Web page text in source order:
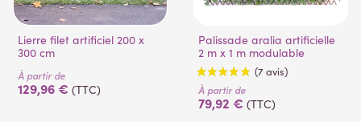
(4 avis)
Lierre filet artificiel 200 x
300 cm
À partir de
129,96 € (TTC)
Palissade aralia artificielle
2 m x 1 m modulable
À partir de
79,92 € (TTC)